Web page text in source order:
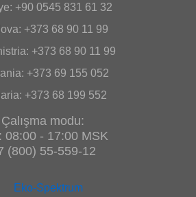
+90 0545 831 61 32
+373 68 90 11 99
+373 68 90 11 99
+373 69 155 052
+373 68 199 552
Çalışma modu:
08:00 - 17:00 MSK
(800) 55-559-12